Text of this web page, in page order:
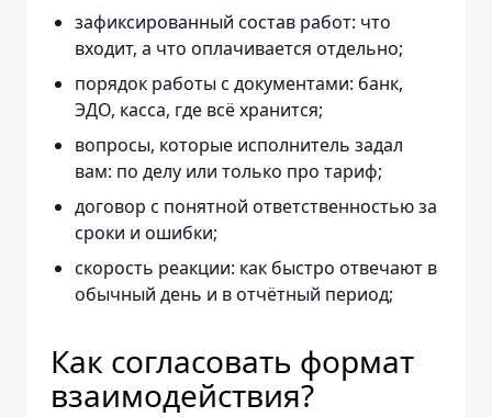
зафиксированный состав работ: что
входит, а что оплачивается отдельно;
порядок работы с документами: банк,
ЭДО, касса, где всё хранится;
вопросы, которые исполнитель задал
вам: по делу или только про тариф;
договор с понятной ответственностью за
сроки и ошибки;
скорость реакции: как быстро отвечают в
обычный день и в отчётный период;
Как согласовать формат
взаимодействия?